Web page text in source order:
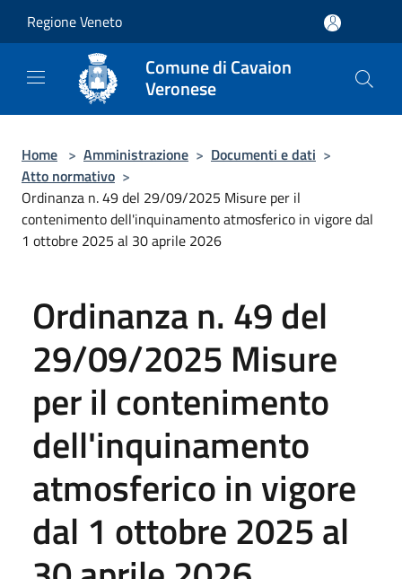
Regione Veneto
Comune di Cavaion
Veronese
Home > Amministrazione > Documenti e dati >
Atto normativo >
Ordinanza n. 49 del 29/09/2025 Misure per il
contenimento dell'inquinamento atmosferico in vigore dal
1 ottobre 2025 al 30 aprile 2026
Ordinanza n. 49 del
29/09/2025 Misure
per il contenimento
dell'inquinamento
atmosferico in vigore
dal 1 ottobre 2025 al